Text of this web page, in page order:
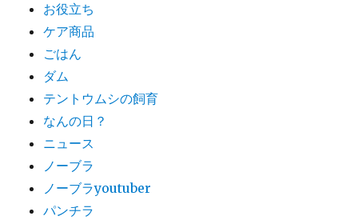
お役立ち
ケア商品
ごはん
ダム
テントウムシの飼育
なんの日？
ニュース
ノーブラ
ノーブラyoutuber
パンチラ